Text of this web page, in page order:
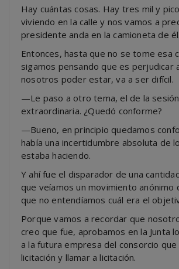
Hay cuántas cosas. Hay tres mil y
viviendo en la calle y nos vamos a
presidente anda en la camioneta de él.
Entonces, hasta que no se tome esa
sigamos pensando que es perjudicar
nosotros poder estar, va a ser difícil.
—Le paso a otro tema, el de la sesión
extraordinaria. ¿Quedó conforme?
—Bueno, en principio quedamos
había una incertidumbre absoluta de
estaba haciendo.
Y ahí fue el disparador de una
que veíamos un movimiento anónimo
que no entendíamos cuál era el
Porque vamos a recordar que
creo que fue, aprobamos en la Junta
a la futura empresa del consorcio
licitación y llamar a licitación.